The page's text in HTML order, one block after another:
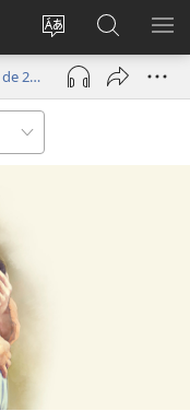
Cambiar
idioma
del sitio
Iniciar
sesión
(abre
nueva
en
jw.org
La Atalaya (edición de estudio) | Febrero de 2014